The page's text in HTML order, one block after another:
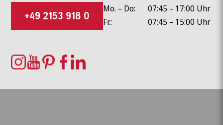
+49 2153 918 0
Mo. – Do:
07:45 – 17:00 Uhr
Fr.:
07:45 – 15:00 Uhr